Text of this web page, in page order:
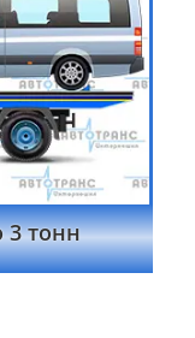
3 тонн